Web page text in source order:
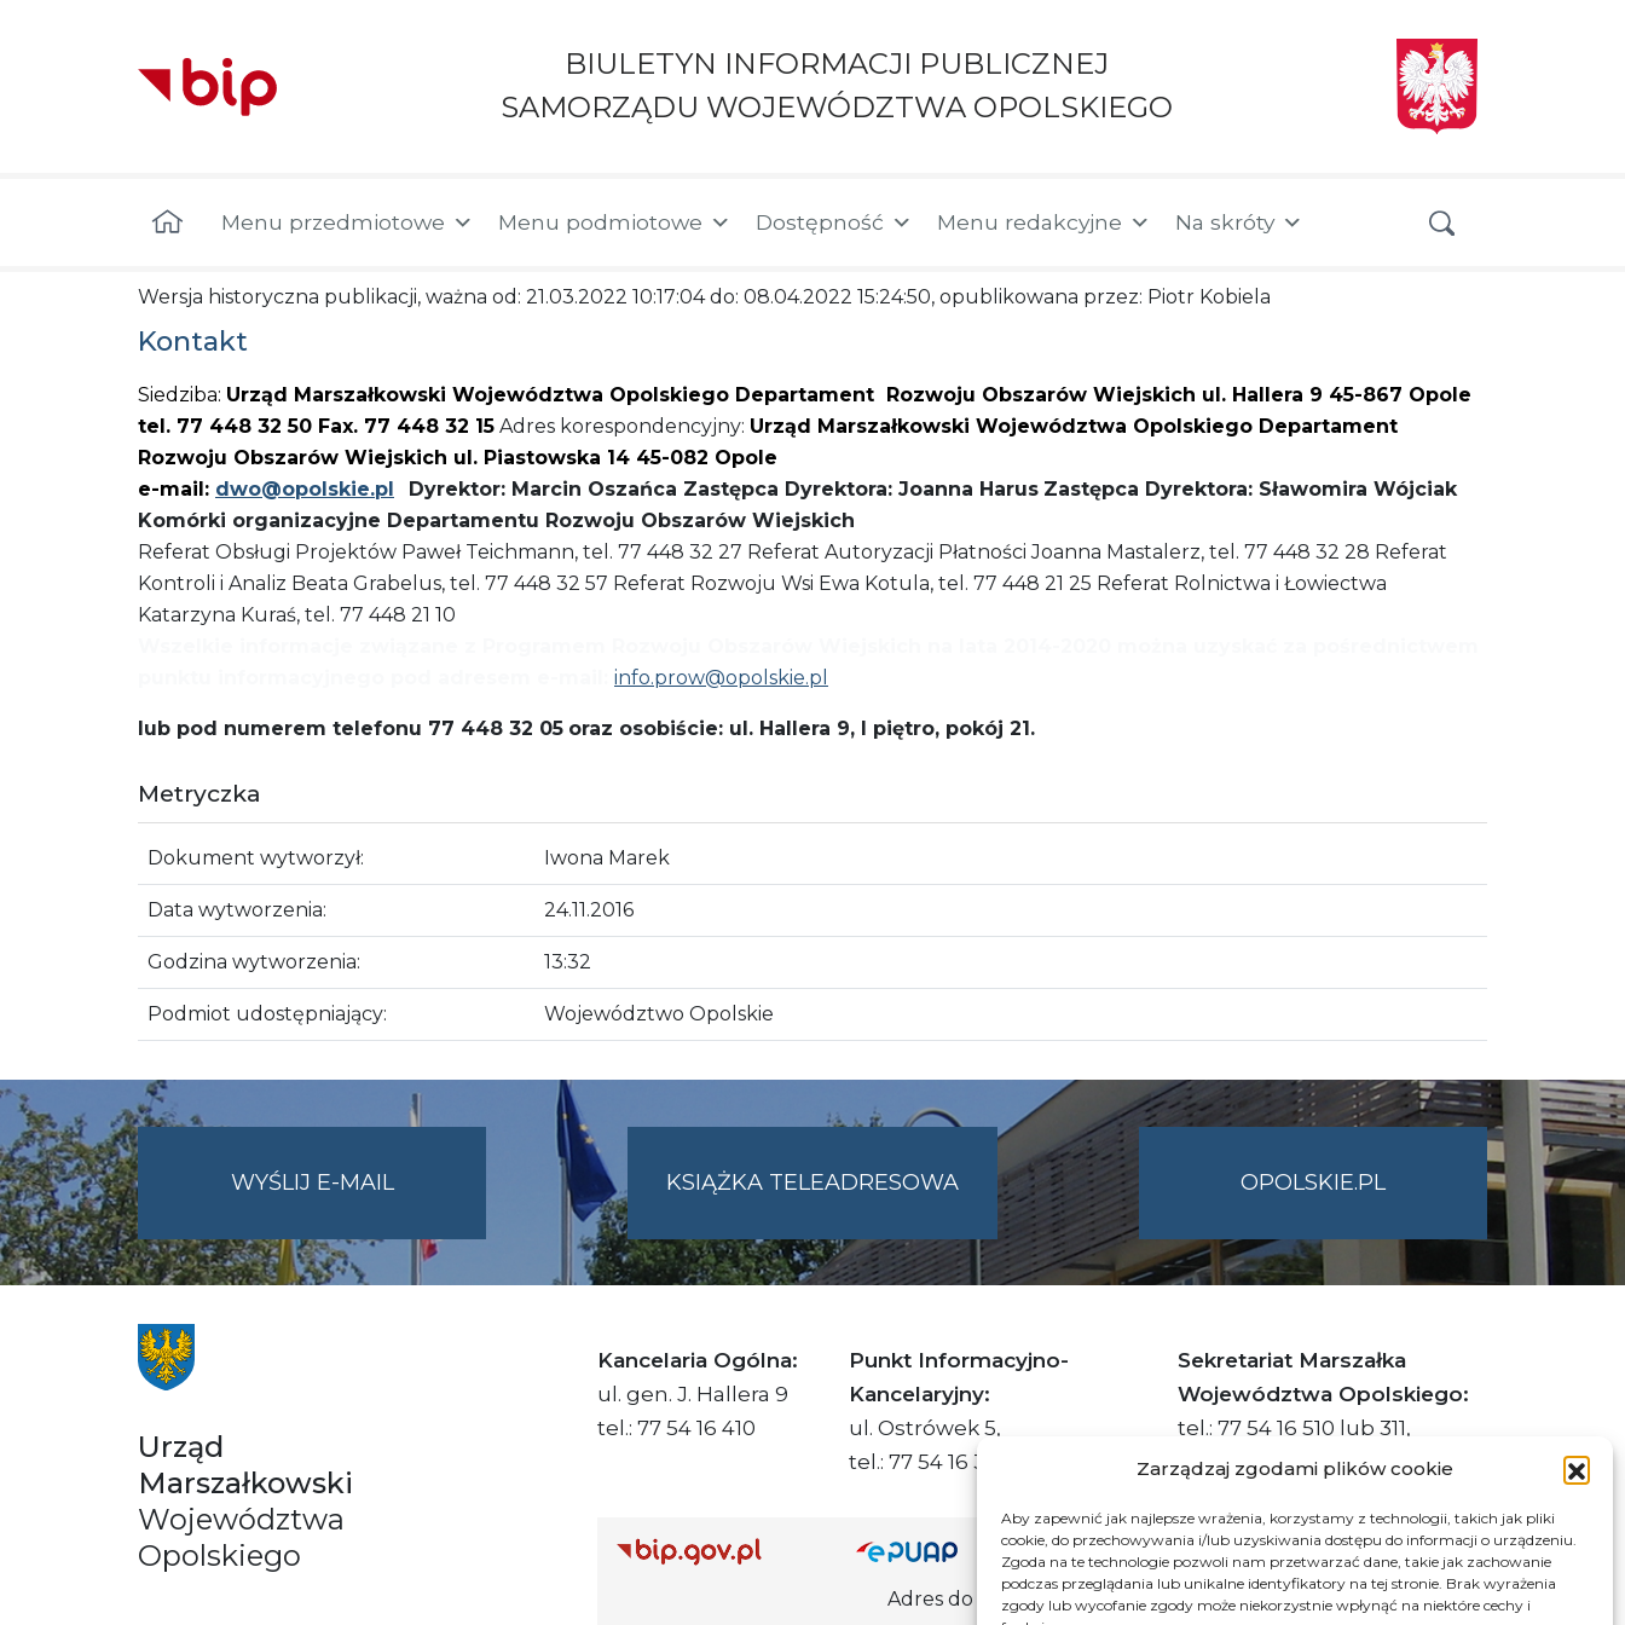
Zarządzaj zgodami plików cookie
Aby zapewnić jak najlepsze wrażenia, korzystamy z technologii, takich jak pliki
cookie, do przechowywania i/lub uzyskiwania dostępu do informacji o urządzeniu.
Zgoda na te technologie pozwoli nam przetwarzać dane, takie jak zachowanie
podczas przeglądania lub unikalne identyfikatory na tej stronie. Brak wyrażenia
zgody lub wycofanie zgody może niekorzystnie wpłynąć na niektóre cechy i
BIULETYN INFORMACJI PUBLICZNEJ
SAMORZĄDU WOJEWÓDZTWA OPOLSKIEGO
Menu przedmiotowe Menu podmiotowe Dostępność Menu redakcyjne Na skróty
Wersja historyczna publikacji, ważna od: 21.03.2022 10:17:04 do: 08.04.2022 15:24:50, opublikowana przez: Piotr Kobiela
Kontakt
Siedziba: Urząd Marszałkowski Województwa Opolskiego Departament Rozwoju Obszarów Wiejskich ul. Hallera 9 45-867 Opole
tel. 77 448 32 50 Fax. 77 448 32 15 Adres korespondencyjny: Urząd Marszałkowski Województwa Opolskiego Departament
Rozwoju Obszarów Wiejskich ul. Piastowska 14 45-082 Opole
e-mail: dwo@opolskie.pl Dyrektor: Marcin Oszańca Zastępca Dyrektora: Joanna Harus Zastępca Dyrektora: Sławomira Wójciak
Komórki organizacyjne Departamentu Rozwoju Obszarów Wiejskich
Referat Obsługi Projektów Paweł Teichmann, tel. 77 448 32 27 Referat Autoryzacji Płatności Joanna Mastalerz, tel. 77 448 32 28 Referat
Kontroli i Analiz Beata Grabelus, tel. 77 448 32 57 Referat Rozwoju Wsi Ewa Kotula, tel. 77 448 21 25 Referat Rolnictwa i Łowiectwa
Katarzyna Kuraś, tel. 77 448 21 10
info.prow@opolskie.pl
lub pod numerem telefonu 77 448 32 05 oraz osobiście: ul. Hallera 9, I piętro, pokój 21.
Metryczka
Dokument wytworzył: Iwona Marek
Data wytworzenia: 24.11.2016
Godzina wytworzenia: 13:32
Podmiot udostępniający: Województwo Opolskie
WYŚLIJ E-MAILNA
UMWO@OPOLSKIE.PL
KSIĄŻKA TELEADRESOWA OPOLSKIE.PL
Urząd
Marszałkowski
Województwa
Opolskiego
Kancelaria Ogólna:
ul. gen. J. Hallera 9
tel.: 77 54 16 410
Punkt Informacyjno-
Kancelaryjny:
ul. Ostrówek 5,
tel.: 77 54 16 332
Sekretariat Marszałka
Województwa Opolskiego:
tel.: 77 54 16 510 lub 311,
faks: 77 54 16 512
Adres ePUAP Urzędu: /q877fxtk55/SkrytkaESP
Adres do e-Doręczeń Urzędu: AE:PL-66703-73759-IGTUV-14